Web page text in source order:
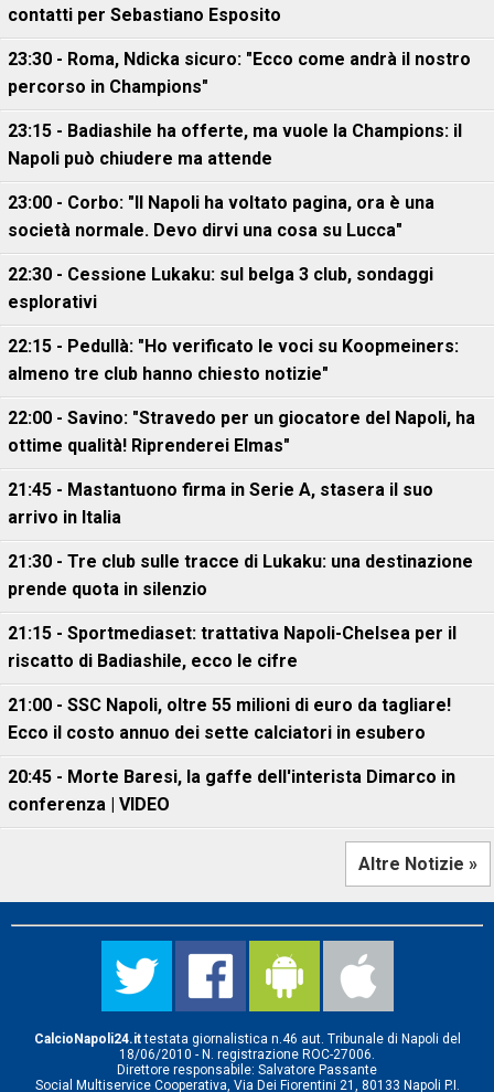
contatti per Sebastiano Esposito
23:30 - Roma, Ndicka sicuro: "Ecco come andrà il nostro
percorso in Champions"
23:15 - Badiashile ha offerte, ma vuole la Champions: il
Napoli può chiudere ma attende
23:00 - Corbo: "Il Napoli ha voltato pagina, ora è una
società normale. Devo dirvi una cosa su Lucca"
22:30 - Cessione Lukaku: sul belga 3 club, sondaggi
esplorativi
22:15 - Pedullà: "Ho verificato le voci su Koopmeiners:
almeno tre club hanno chiesto notizie"
22:00 - Savino: "Stravedo per un giocatore del Napoli, ha
ottime qualità! Riprenderei Elmas"
21:45 - Mastantuono firma in Serie A, stasera il suo
arrivo in Italia
21:30 - Tre club sulle tracce di Lukaku: una destinazione
prende quota in silenzio
21:15 - Sportmediaset: trattativa Napoli-Chelsea per il
riscatto di Badiashile, ecco le cifre
21:00 - SSC Napoli, oltre 55 milioni di euro da tagliare!
Ecco il costo annuo dei sette calciatori in esubero
20:45 - Morte Baresi, la gaffe dell'interista Dimarco in
conferenza | VIDEO
Altre Notizie »
CalcioNapoli24.ittestata giornalistica n.46 aut. Tribunale di Napoli del
18/06/2010 - N. registrazione ROC-27006.
Direttore responsabile: Salvatore Passante
Social Multiservice Cooperativa, Via Dei Fiorentini 21, 80133 Napoli P.I.